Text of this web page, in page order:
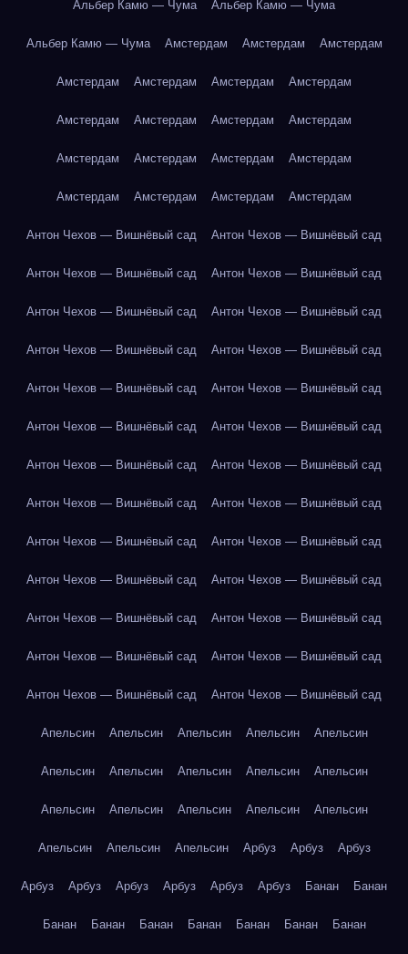
Альбер Камю — Чума Альбер Камю — Чума
Альбер Камю — Чума Амстердам Амстердам Амстердам
Амстердам Амстердам Амстердам Амстердам
Амстердам Амстердам Амстердам Амстердам
Амстердам Амстердам Амстердам Амстердам
Амстердам Амстердам Амстердам Амстердам
Антон Чехов — Вишнёвый сад Антон Чехов — Вишнёвый сад
Антон Чехов — Вишнёвый сад Антон Чехов — Вишнёвый сад
Антон Чехов — Вишнёвый сад Антон Чехов — Вишнёвый сад
Антон Чехов — Вишнёвый сад Антон Чехов — Вишнёвый сад
Антон Чехов — Вишнёвый сад Антон Чехов — Вишнёвый сад
Антон Чехов — Вишнёвый сад Антон Чехов — Вишнёвый сад
Антон Чехов — Вишнёвый сад Антон Чехов — Вишнёвый сад
Антон Чехов — Вишнёвый сад Антон Чехов — Вишнёвый сад
Антон Чехов — Вишнёвый сад Антон Чехов — Вишнёвый сад
Антон Чехов — Вишнёвый сад Антон Чехов — Вишнёвый сад
Антон Чехов — Вишнёвый сад Антон Чехов — Вишнёвый сад
Антон Чехов — Вишнёвый сад Антон Чехов — Вишнёвый сад
Антон Чехов — Вишнёвый сад Антон Чехов — Вишнёвый сад
Апельсин Апельсин Апельсин Апельсин Апельсин
Апельсин Апельсин Апельсин Апельсин Апельсин
Апельсин Апельсин Апельсин Апельсин Апельсин
Апельсин Апельсин Апельсин Арбуз Арбуз Арбуз
Арбуз Арбуз Арбуз Арбуз Арбуз Арбуз Банан Банан
Банан Банан Банан Банан Банан Банан Банан